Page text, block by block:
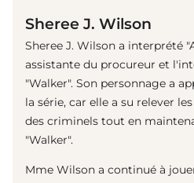
Sheree J. Wilson
Sheree J. Wilson a interprété
assistante du procureur et
"Walker". Son personnage a
la série, car elle a su relever
des criminels tout en
"Walker".
Mme Wilson a continué à